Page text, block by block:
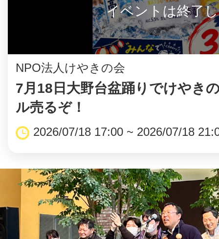
イベントは終了
NPO法人けやきの会
7月18日大野台盆踊りでけやき
ル売るぞ！
2026/07/18 17:00 ~ 2026/07/18